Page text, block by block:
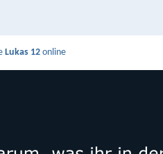
Lukas 12 online